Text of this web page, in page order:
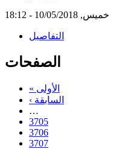
خميس, 10/05/2018 - 18:12
التفاصيل
الصفحات
« الأولى
‹ السابقة
…
3705
3706
3707